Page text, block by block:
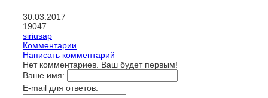
30.03.2017
19047
siriusap
Комментарии
Написать комментарий
Нет комментариев. Ваш будет первым!
Ваше имя:
E-mail для ответов: